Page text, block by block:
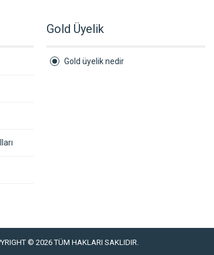
Gold Üyelik
Gold üyelik nedir
© 2026 TÜM HAKLARI SAKLIDIR.